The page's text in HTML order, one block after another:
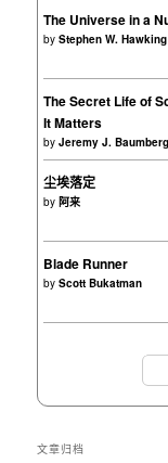
The Universe in a
byStephen W. Hawking
The Secret Life of
It Matters
byJeremy J. Baumberg
尘埃落定
by阿来
Blade Runner
byScott Bukatman
文章归档